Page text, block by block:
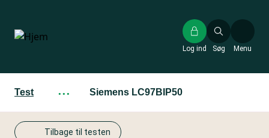
hovedindhold
Søg
Log ind Menu
Test ··· Siemens LC97BIP50
Tilbage til testen